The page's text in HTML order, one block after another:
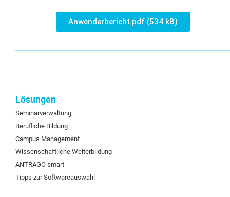
Anwenderbericht.pdf (534 kB)
Lösungen
Seminarverwaltung
Berufliche Bildung
Campus Management
Wissenschaftliche Weiterbildung
ANTRAGO smart
Tipps zur Softwareauswahl